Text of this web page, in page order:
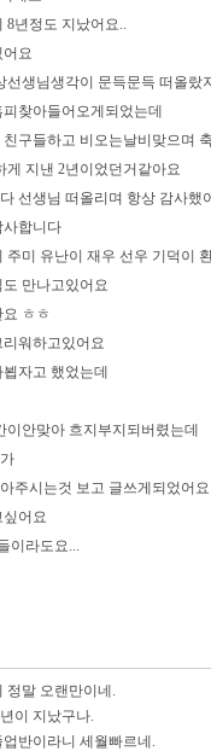
8년정도 지났어요..
요
선생님생각이 문득문득 떠올랐
찾아들어오게되었는데
구들하고 비오는날비맞으며
게 지낸 2년이었던거같아요
선생님 떠올리며 항상 감사했
사합니다
미 유난이 재우 선우 기덕이
만나고있어요
ㅎㅎ
워하고있어요
자고 했었는데
안맞아 흐지부지되버렸는데
주시는것 보고 글쓰게되었어요
어요
이라도요...
정말 오랜만이네.
이 지났구나.
반이라니 세월빠르네.